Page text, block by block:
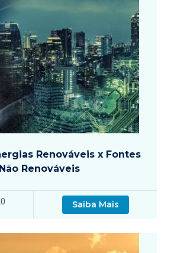
Renováveis x Fontes
Renováveis
Saiba Mais